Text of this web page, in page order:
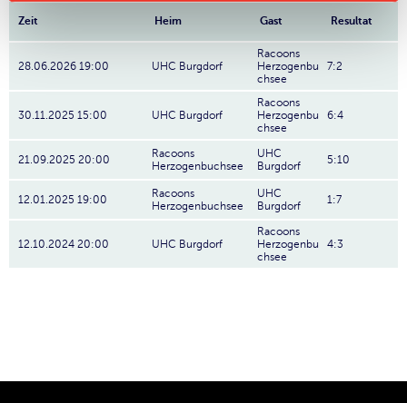
Zeit Heim Gast Resultat
28.06.2026 19:00 UHC Burgdorf
Racoons
Herzogenbu
chsee
7:2
30.11.2025 15:00 UHC Burgdorf
Racoons
Herzogenbu
chsee
6:4
21.09.2025 20:00
Racoons
Herzogenbuchsee
UHC
Burgdorf
5:10
12.01.2025 19:00
Racoons
Herzogenbuchsee
UHC
Burgdorf
1:7
12.10.2024 20:00 UHC Burgdorf
Racoons
Herzogenbu
chsee
4:3